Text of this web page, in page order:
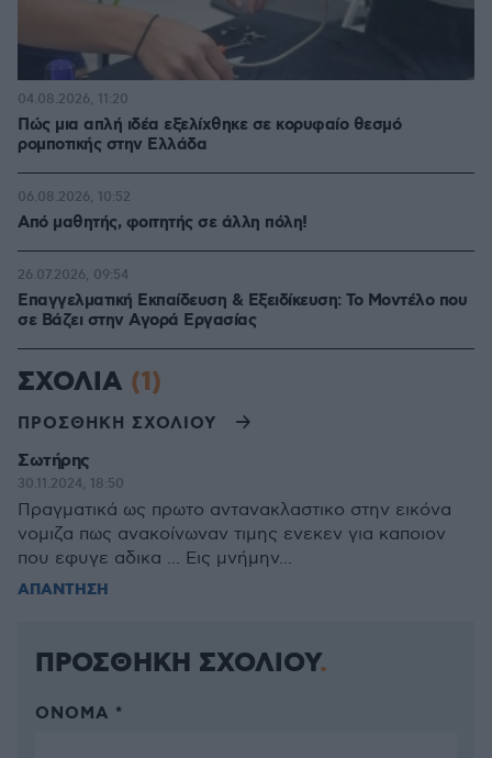
Πώς μια απλή ιδέα εξελίχθηκε σε κορυφαίο θεσμό
ρομποτικής στην Ελλάδα
04.08.2026, 11:20
Από μαθητής, φοιτητής σε άλλη πόλη!
06.08.2026, 10:52
Επαγγελματική Εκπαίδευση & Εξειδίκευση: Το Mοντέλο που
σε Bάζει στην Aγορά Eργασίας
26.07.2026, 09:54
ΣΧΟΛΙΑ (1)
ΠΡΟΣΘΗΚΗ ΣΧΟΛΙΟΥ
Σωτήρης
30.11.2024, 18:50
Πραγματικά ως πρωτο αντανακλαστικο στην εικόνα
νομιζα πως ανακοίνωναν τιμης ενεκεν για καποιον
που εφυγε αδικα ... Εις μνήμην...
ΑΠΑΝΤΗΣΗ
ΠΡΟΣΘΗΚΗ ΣΧΟΛΙΟΥ
ΌΝΟΜΑ *